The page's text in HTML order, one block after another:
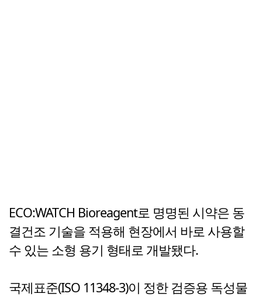
ECO:WATCH Bioreagent로 명명된 시약은 동
결건조 기술을 적용해 현장에서 바로 사용할
수 있는 소형 용기 형태로 개발됐다.
국제표준(ISO 11348-3)이 정한 검증용 독성물